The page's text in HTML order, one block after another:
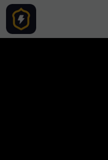
跳转到主要内容